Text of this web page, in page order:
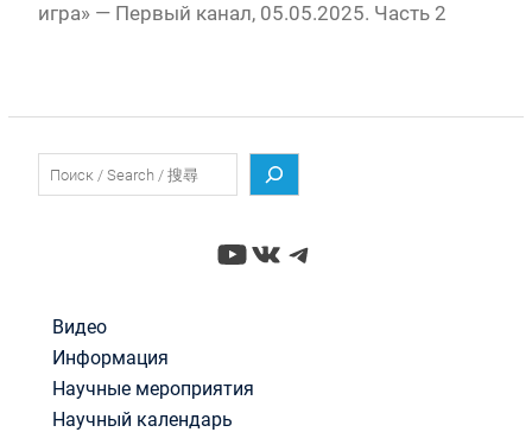
игра» — Первый канал, 05.05.2025. Часть 2
YouTube
ВКонтакте
Telegram
Видео
Информация
Научные мероприятия
Научный календарь